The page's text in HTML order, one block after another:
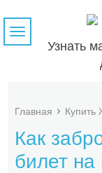
Узнать
Навигация
Главная Купить
Как
билет